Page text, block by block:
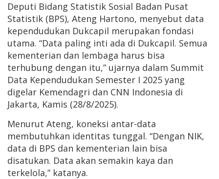
Deputi Bidang Statistik Sosial Badan Pusat
Statistik (BPS), Ateng Hartono, menyebut data
kependudukan Dukcapil merupakan fondasi
utama. “Data paling inti ada di Dukcapil. Semua
kementerian dan lembaga harus bisa
terhubung dengan itu,” ujarnya dalam Summit
Data Kependudukan Semester I 2025 yang
digelar Kemendagri dan CNN Indonesia di
Jakarta, Kamis (28/8/2025).
Menurut Ateng, koneksi antar-data
membutuhkan identitas tunggal. “Dengan NIK,
data di BPS dan kementerian lain bisa
disatukan. Data akan semakin kaya dan
terkelola,” katanya.